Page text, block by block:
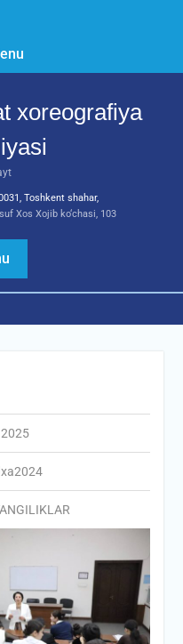
xoreografiya
Toshkent shahar,
Xos Xojib ko‘chasi, 103